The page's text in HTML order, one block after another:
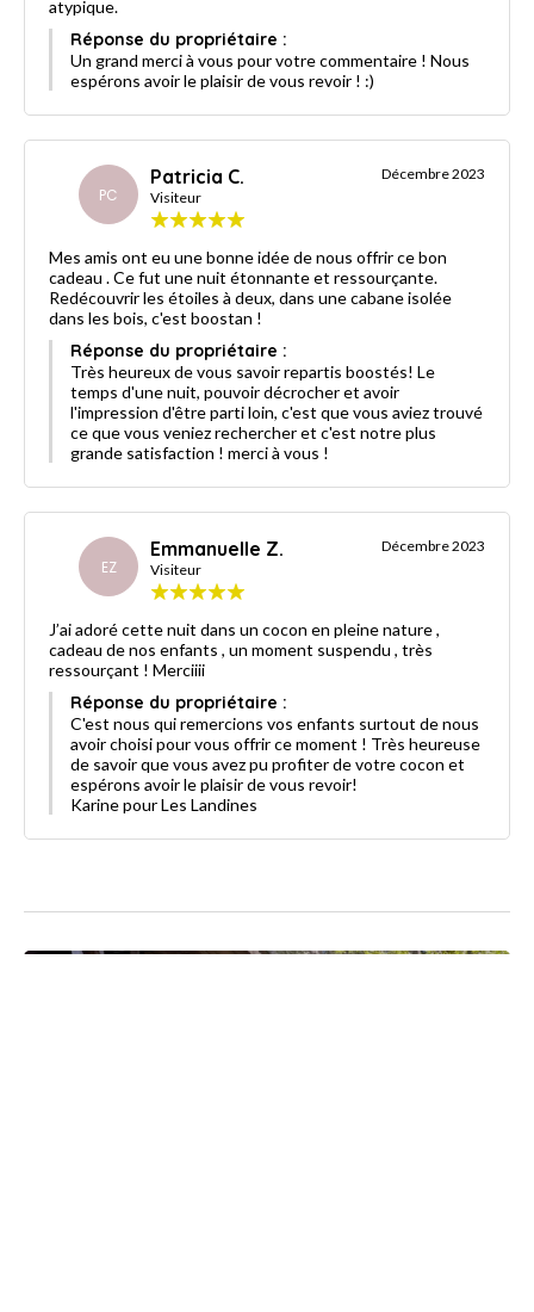
atypique.
Réponse du propriétaire :
Un grand merci à vous pour votre commentaire ! Nous
espérons avoir le plaisir de vous revoir ! :)
PC
Patricia C.
Visiteur
Décembre 2023
Mes amis ont eu une bonne idée de nous offrir ce bon
cadeau . Ce fut une nuit étonnante et ressourçante.
Redécouvrir les étoiles à deux, dans une cabane isolée
dans les bois, c'est boostan !
Réponse du propriétaire :
Très heureux de vous savoir repartis boostés! Le
temps d'une nuit, pouvoir décrocher et avoir
l'impression d'être parti loin, c'est que vous aviez trouvé
ce que vous veniez rechercher et c'est notre plus
grande satisfaction ! merci à vous !
EZ
Emmanuelle Z.
Visiteur
Décembre 2023
J’ai adoré cette nuit dans un cocon en pleine nature ,
cadeau de nos enfants , un moment suspendu , très
ressourçant ! Merciiii
Réponse du propriétaire :
C'est nous qui remercions vos enfants surtout de nous
avoir choisi pour vous offrir ce moment ! Très heureuse
de savoir que vous avez pu profiter de votre cocon et
espérons avoir le plaisir de vous revoir!
Karine pour Les Landines